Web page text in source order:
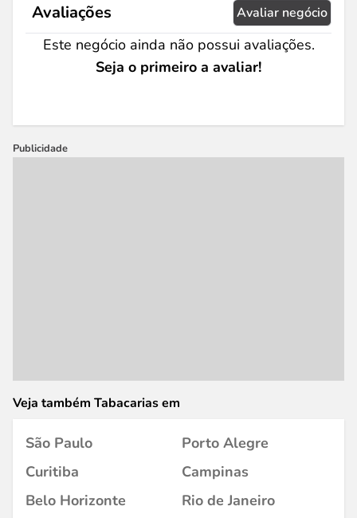
Avaliações Avaliar negócio
Este negócio ainda não possui avaliações.
Seja o primeiro a avaliar!
Publicidade
Veja também Tabacarias em
São Paulo
Porto Alegre
Curitiba
Campinas
Belo Horizonte
Rio de Janeiro